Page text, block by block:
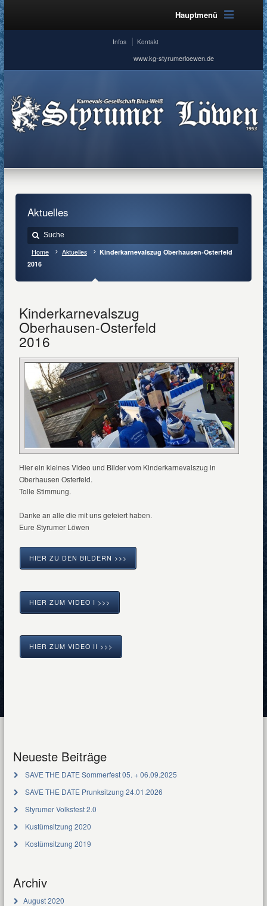
Hauptmenü
Infos Kontakt
www.kg-styrumerloewen.de
Aktuelles
Home Aktuelles
Kinderkarnevalszug Oberhausen-Osterfeld
2016
Kinderkarnevalszug
Oberhausen-Osterfeld
2016
Hier ein kleines Video und Bilder vom Kinderkarnevalszug in
Oberhausen Osterfeld.
Tolle Stimmung.
Danke an alle die mit uns gefeiert haben.
Eure Styrumer Löwen
HIER ZU DEN BILDERN >>>
HIER ZUM VIDEO I >>>
HIER ZUM VIDEO II >>>
Neueste Beiträge
SAVE THE DATE Sommerfest 05. + 06.09.2025
SAVE THE DATE Prunksitzung 24.01.2026
Styrumer Volksfest 2.0
Kustümsitzung 2020
Kostümsitzung 2019
Archiv
August 2020